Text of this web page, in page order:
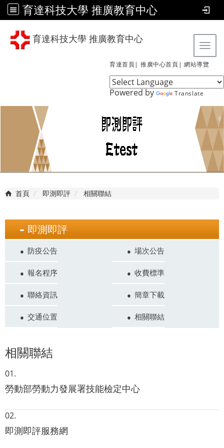
育達科技大學 推廣教育中心
育達科技大學 推廣教育中心
育達首頁| 推廣中心首頁| 網站導覽
Powered by Translate
首頁 即測即評 相關聯結
即測即評
防疫公告 場次公告
報名程序 收費標準
聯絡資訊 簡章下載
交通位置 相關聯結
相關聯結
勞動部勞動力發展署技能檢定中心
即測即評服務網